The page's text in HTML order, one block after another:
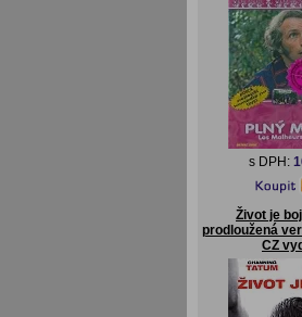
s DPH:
Život je
prodloužená
CZ